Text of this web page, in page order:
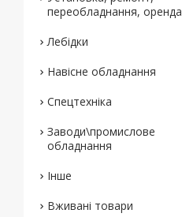
переобладнання, оренда
Лебідки
Навісне обладнання
Спецтехніка
Заводи\промислове
обладнання
Інше
Вживані товари